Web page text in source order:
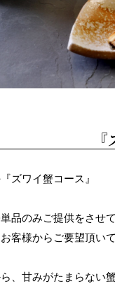
ズワイ蟹コース』
品のみご提供をさせ
客様からご要望頂い
、甘みがたまらない